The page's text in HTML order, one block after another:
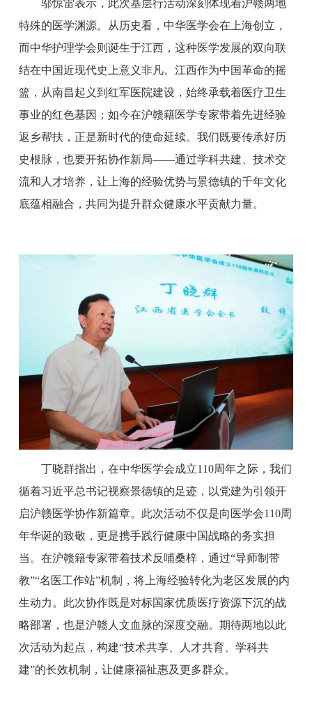
邬惊雷表示，此次基层行活动深刻体现着沪赣两地
特殊的医学渊源。从历史看，中华医学会在上海创立，
而中华护理学会则诞生于江西，这种医学发展的双向联
结在中国近现代史上意义非凡。江西作为中国革命的摇
篮，从南昌起义到红军医院建设，始终承载着医疗卫生
事业的红色基因；如今在沪赣籍医学专家带着先进经验
返乡帮扶，正是新时代的使命延续。我们既要传承好历
史根脉，也要开拓协作新局——通过学科共建、技术交
流和人才培养，让上海的经验优势与景德镇的千年文化
底蕴相融合，共同为提升群众健康水平贡献力量。
丁晓群指出，在中华医学会成立110周年之际，我们
循着习近平总书记视察景德镇的足迹，以党建为引领开
启沪赣医学协作新篇章。此次活动不仅是向医学会110周
年华诞的致敬，更是携手践行健康中国战略的务实担
当。在沪赣籍专家带着技术反哺桑梓，通过“导师制带
教”“名医工作站”机制，将上海经验转化为老区发展的内
生动力。此次协作既是对标国家优质医疗资源下沉的战
略部署，也是沪赣人文血脉的深度交融。期待两地以此
次活动为起点，构建“技术共享、人才共育、学科共
建”的长效机制，让健康福祉惠及更多群众。